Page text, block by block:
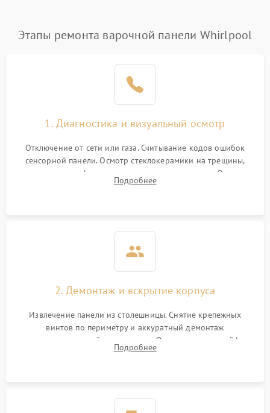
Этапы ремонта варочной панели Whirlpool
1. Диагностика и визуальный осмотр
Отключение от сети или газа. Считывание кодов ошибок
сенсорной панели. Осмотр стеклокерамики на трещины,
проверка конфорок на равномерность нагрева. Опрос
клиента о симптомах (не включается, не видит посуду,
Подробнее
2. Демонтаж и вскрытие корпуса
Извлечение панели из столешницы. Снятие крепежных
винтов по периметру и аккуратный демонтаж
стеклокерамической поверхности. Отсоединение шлейфов
сенсорного блока для доступа к силовым платам, катушкам
Подробнее